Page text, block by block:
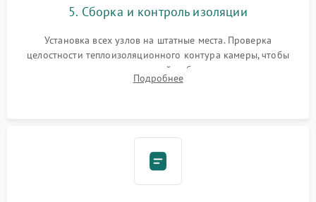
5. Сборка и контроль изоляции
Установка всех узлов на штатные места. Проверка
целостности теплоизоляционного контура камеры, чтобы
исключить перегрев кухонной мебели и потерю тепла.
Надежная фиксация клемм и сборка корпуса шкафа.
Подробнее